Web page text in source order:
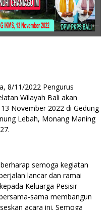
8/11/2022 Pengurus
Wilayah Bali akan
November 2022 di Gedung
Lebah, Monang Maning
semoga kegiatan
lancar dan ramai
Keluarga Pesisir
sama membangun
acara ini. Semoga